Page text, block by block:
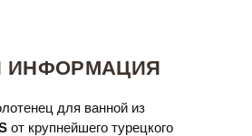
ИНФОРМАЦИЯ
для ванной из
от крупнейшего турецкого